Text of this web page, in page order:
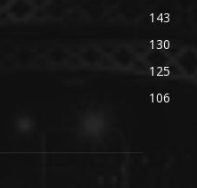
143
130
125
106